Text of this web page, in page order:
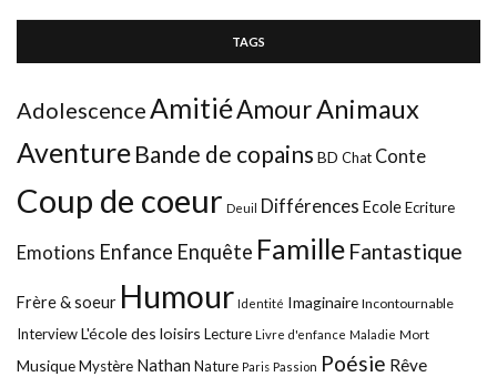
TAGS
Adolescence AmitiéAmourAnimaux
Aventure Bande de copains BD Chat Conte
Coup de coeur Deuil Différences EcoleEcriture
Emotions Enfance Enquête Famille Fantastique
Frère & soeur Humour Identité Imaginaire Incontournable
InterviewL'école des loisirs Lecture Livre d'enfance Maladie Mort
MusiqueMystère Nathan Nature Paris Passion Poésie Rêve